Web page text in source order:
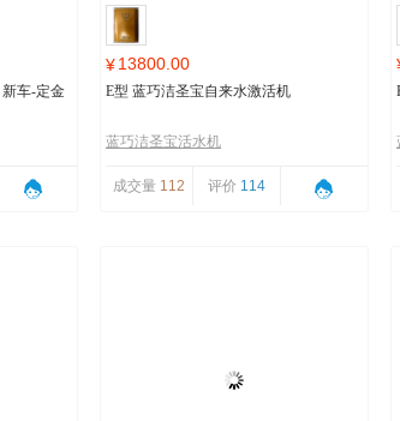
车-定金
¥13800.00
E型 蓝巧洁圣宝自来水激活机
蓝巧洁圣宝活水机
成交量 112 评价 114